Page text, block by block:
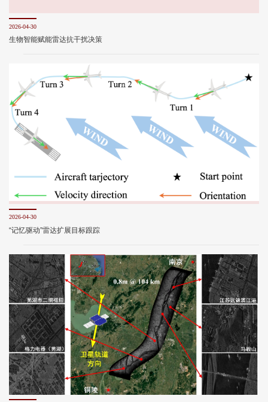
2026-04-30
生物智能赋能雷达抗干扰决策
2026-04-30
“记忆驱动”雷达扩展目标跟踪